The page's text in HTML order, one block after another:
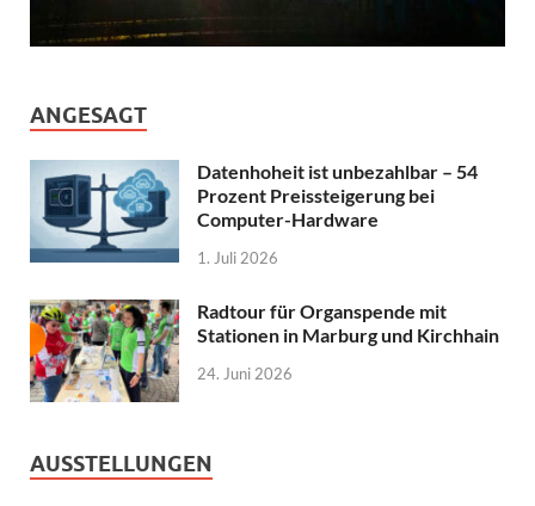
ANGESAGT
Datenhoheit ist unbezahlbar – 54
Prozent Preissteigerung bei
Computer-Hardware
1. Juli 2026
Radtour für Organspende mit
Stationen in Marburg und Kirchhain
24. Juni 2026
AUSSTELLUNGEN